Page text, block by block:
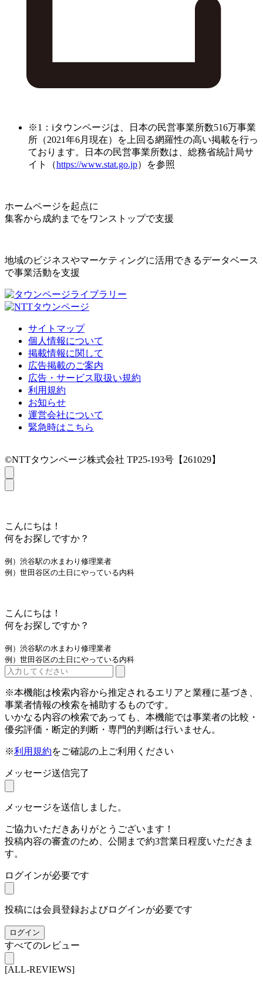
※1：iタウンページは、日本の民営事業所数516万事業
所（2021年6月現在）を上回る網羅性の高い掲載を行っ
ております。日本の民営事業所数は、総務省統計局サ
イト（https://www.stat.go.jp）を参照
ホームページを起点に
集客から成約までをワンストップで支援
地域のビジネスやマーケティングに活用できるデータベース
で事業活動を支援
サイトマップ
個人情報について
掲載情報に関して
広告掲載のご案内
広告・サービス取扱い規約
利用規約
お知らせ
運営会社について
緊急時はこちら
©NTTタウンページ株式会社 TP25-193号【261029】
こんにちは！
何をお探しですか？
例）渋谷駅の水まわり修理業者
例）世田谷区の土日にやっている内科
こんにちは！
何をお探しですか？
例）渋谷駅の水まわり修理業者
例）世田谷区の土日にやっている内科
※本機能は検索内容から推定されるエリアと業種に基づき、
事業者情報の検索を補助するものです。
いかなる内容の検索であっても、本機能では事業者の比較・
優劣評価・断定的判断・専門的判断は行いません。
※利用規約をご確認の上ご利用ください
メッセージ送信完了
メッセージを送信しました。
ご協力いただきありがとうございます！
投稿内容の審査のため、公開まで約3営業日程度いただきま
す。
ログインが必要です
投稿には会員登録およびログインが必要です
ログイン
すべてのレビュー
[ALL-REVIEWS]